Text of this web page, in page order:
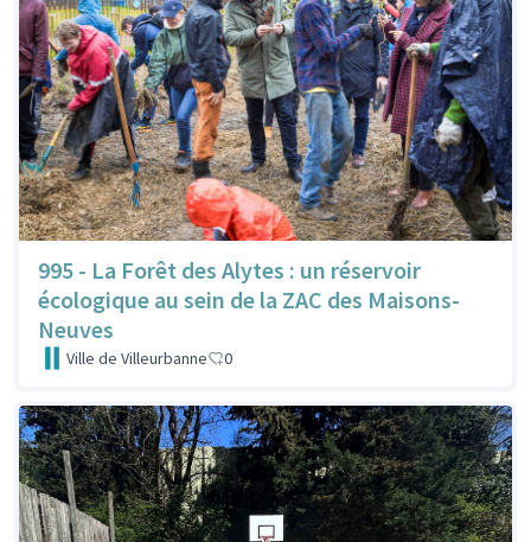
995 - La Forêt des Alytes : un réservoir
écologique au sein de la ZAC des Maisons-
Neuves
Ville de Villeurbanne 0